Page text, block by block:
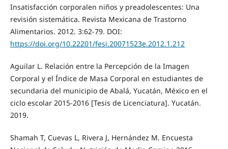
Insatisfacción corporalen niños y preadolescentes: Una
revisión sistemática. Revista Mexicana de Trastorno
Alimentarios. 2012. 3:62-79. DOI:
https://doi.org/10.22201/fesi.20071523e.2012.1.212
Aguilar L. Relación entre la Percepción de la Imagen
Corporal y el Índice de Masa Corporal en estudiantes de
secundaria del municipio de Abalá, Yucatán, México en el
ciclo escolar 2015-2016 [Tesis de Licenciatura]. Yucatán.
2019.
Shamah T, Cuevas L, Rivera J, Hernández M. Encuesta